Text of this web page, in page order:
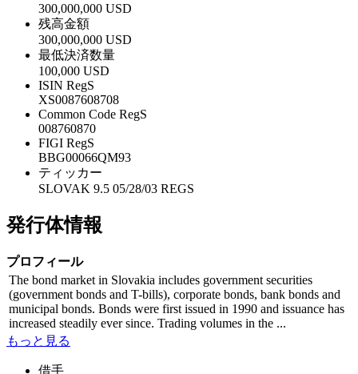
300,000,000 USD
残高金額
300,000,000 USD
最低決済数量
100,000 USD
ISIN RegS
XS0087608708
Common Code RegS
008760870
FIGI RegS
BBG00066QM93
ティッカー
SLOVAK 9.5 05/28/03 REGS
発行体情報
プロフィール
The bond market in Slovakia includes government securities
(government bonds and T-bills), corporate bonds, bank bonds and
municipal bonds. Bonds were first issued in 1990 and issuance has
increased steadily ever since. Trading volumes in the ...
もっと見る
借手